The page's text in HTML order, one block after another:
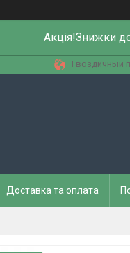
Акція!Знижки
Гвоздичный
Доставка та оплата